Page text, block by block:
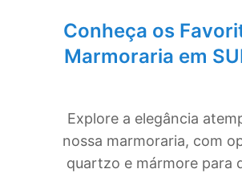
Conheça os
Marmoraria em
Explore a elegância
nossa marmoraria, com
quartzo e mármore para